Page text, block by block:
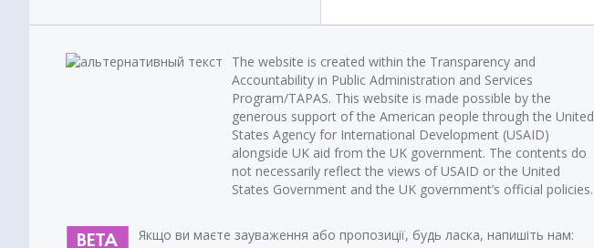
The website is created within the Transparency and
Accountability in Public Administration and Services
Program/TAPAS. This website is made possible by the
generous support of the American people through the United
States Agency for International Development (USAID)
alongside UK aid from the UK government. The contents do
not necessarily reflect the views of USAID or the United
States Government and the UK government’s official policies.
Якщо ви маєте зауваження або пропозиції, будь ласка, напишіть нам: